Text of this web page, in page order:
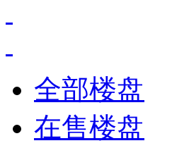
全部楼盘
在售楼盘